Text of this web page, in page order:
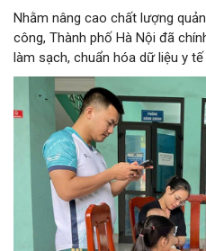
Nhằm nâng cao chất lượng
công, Thành phố Hà Nội đã
làm sạch, chuẩn hóa dữ liệu y
sức khỏe điện tử trên ứng dụng
này hứa hẹn giúp mỗi người
khỏe điện tử duy nhất, cho
khỏe toàn diện theo vòng đời